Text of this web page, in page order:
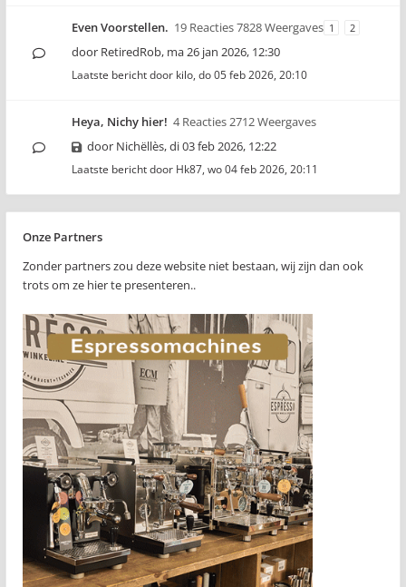
Even Voorstellen. 19 Reacties 7828 Weergaves 1 2
door RetiredRob, ma 26 jan 2026, 12:30
Laatste bericht door kilo, do 05 feb 2026, 20:10
Heya, Nichy hier! 4 Reacties 2712 Weergaves
door Nichëllès,di 03 feb 2026, 12:22
Laatste bericht door Hk87, wo 04 feb 2026, 20:11
Onze Partners
Zonder partners zou deze website niet bestaan, wij zijn dan ook
trots om ze hier te presenteren..